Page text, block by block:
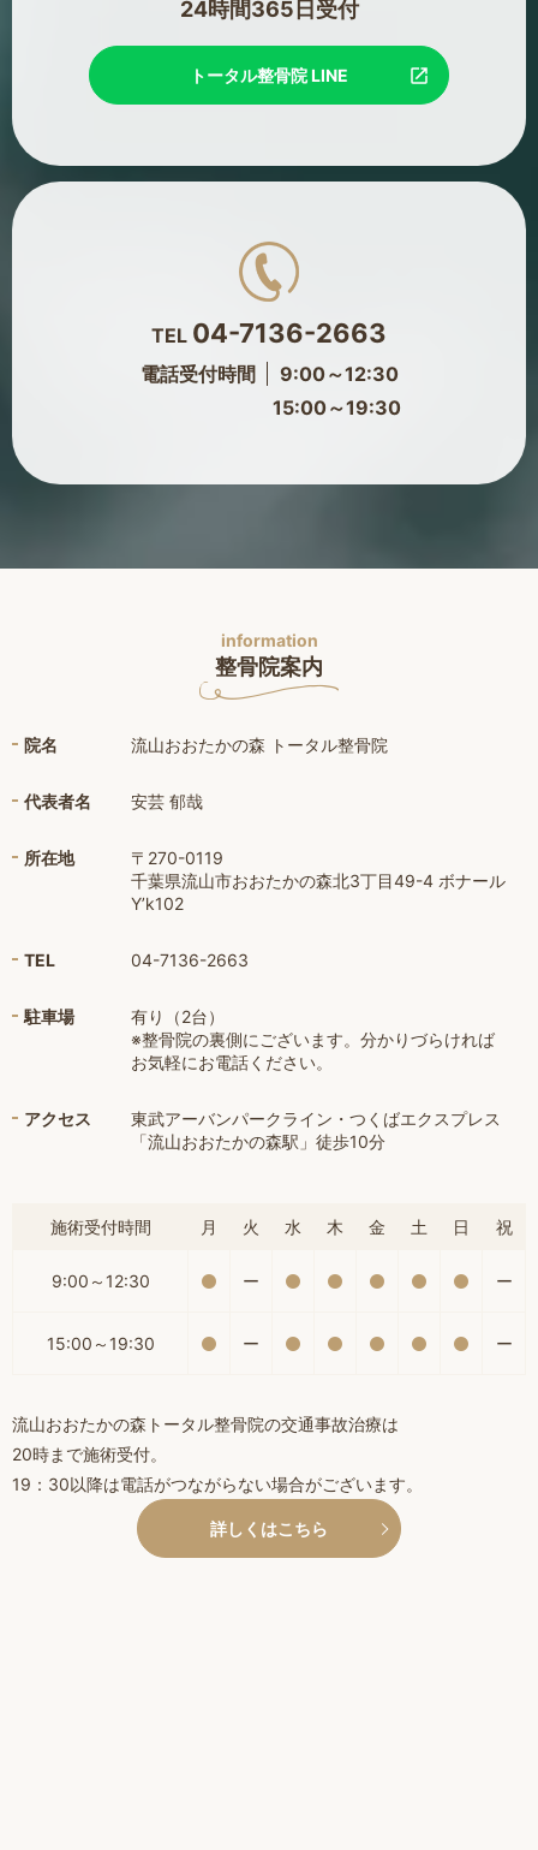
24時間365日受付
トータル整骨院 LINE
TEL 04-7136-2663
電話受付時間
9:00～12:30
15:00～19:30
information
整骨院案内
院名 流山おおたかの森 トータル整骨院
代表者名 安芸 郁哉
所在地
〒270-0119
千葉県流山市おおたかの森北3丁目49-4 ボナール
Y’k102
TEL 04-7136-2663
駐車場
有り（2台）
※整骨院の裏側にございます。分かりづらければ
お気軽にお電話ください。
アクセス
東武アーバンパークライン・つくばエクスプレス
「流山おおたかの森駅」徒歩10分
施術受付時間 月 火 水 木 金 土 日 祝
9:00～12:30 ー ー
15:00～19:30 ー ー
流山おおたかの森トータル整骨院の交通事故治療は
20時まで施術受付。
19：30以降は電話がつながらない場合がございます。
詳しくはこちら